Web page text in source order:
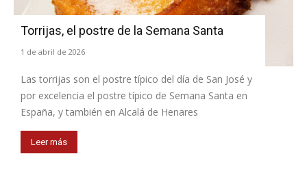
Torrijas, el postre de la Semana Santa
1 de abril de 2026
Las torrijas son el postre típico del día de San José y
por excelencia el postre típico de Semana Santa en
España, y también en Alcalá de Henares
Leer más